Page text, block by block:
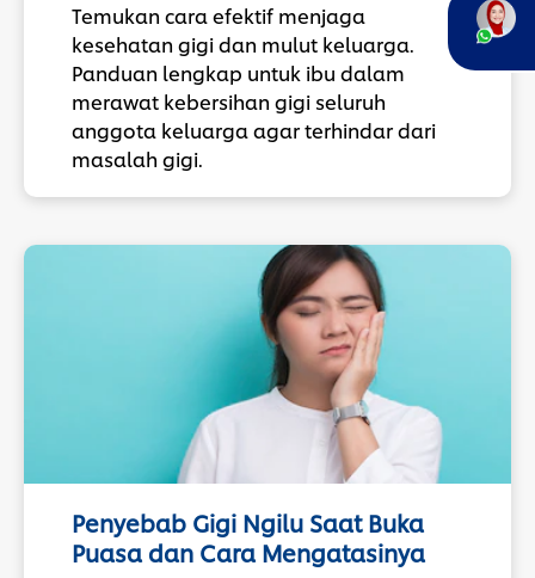
Temukan cara efektif menjaga
kesehatan gigi dan mulut keluarga.
Panduan lengkap untuk ibu dalam
merawat kebersihan gigi seluruh
anggota keluarga agar terhindar dari
masalah gigi.
Penyebab Gigi Ngilu Saat Buka
Puasa dan Cara Mengatasinya